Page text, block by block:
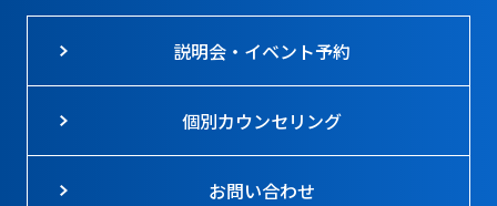
説明会・イベント予約
個別カウンセリング
お問い合わせ